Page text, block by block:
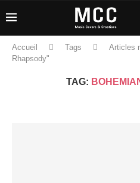
Accueil Tags
Articles
Rhapsody"
TAG: